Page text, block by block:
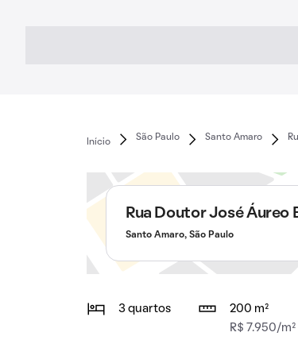
Início
São Paulo Santo Amaro
Rua Doutor José Áureo
Santo Amaro, São Paulo
3 quartos
200 m²
R$ 7.950/m²